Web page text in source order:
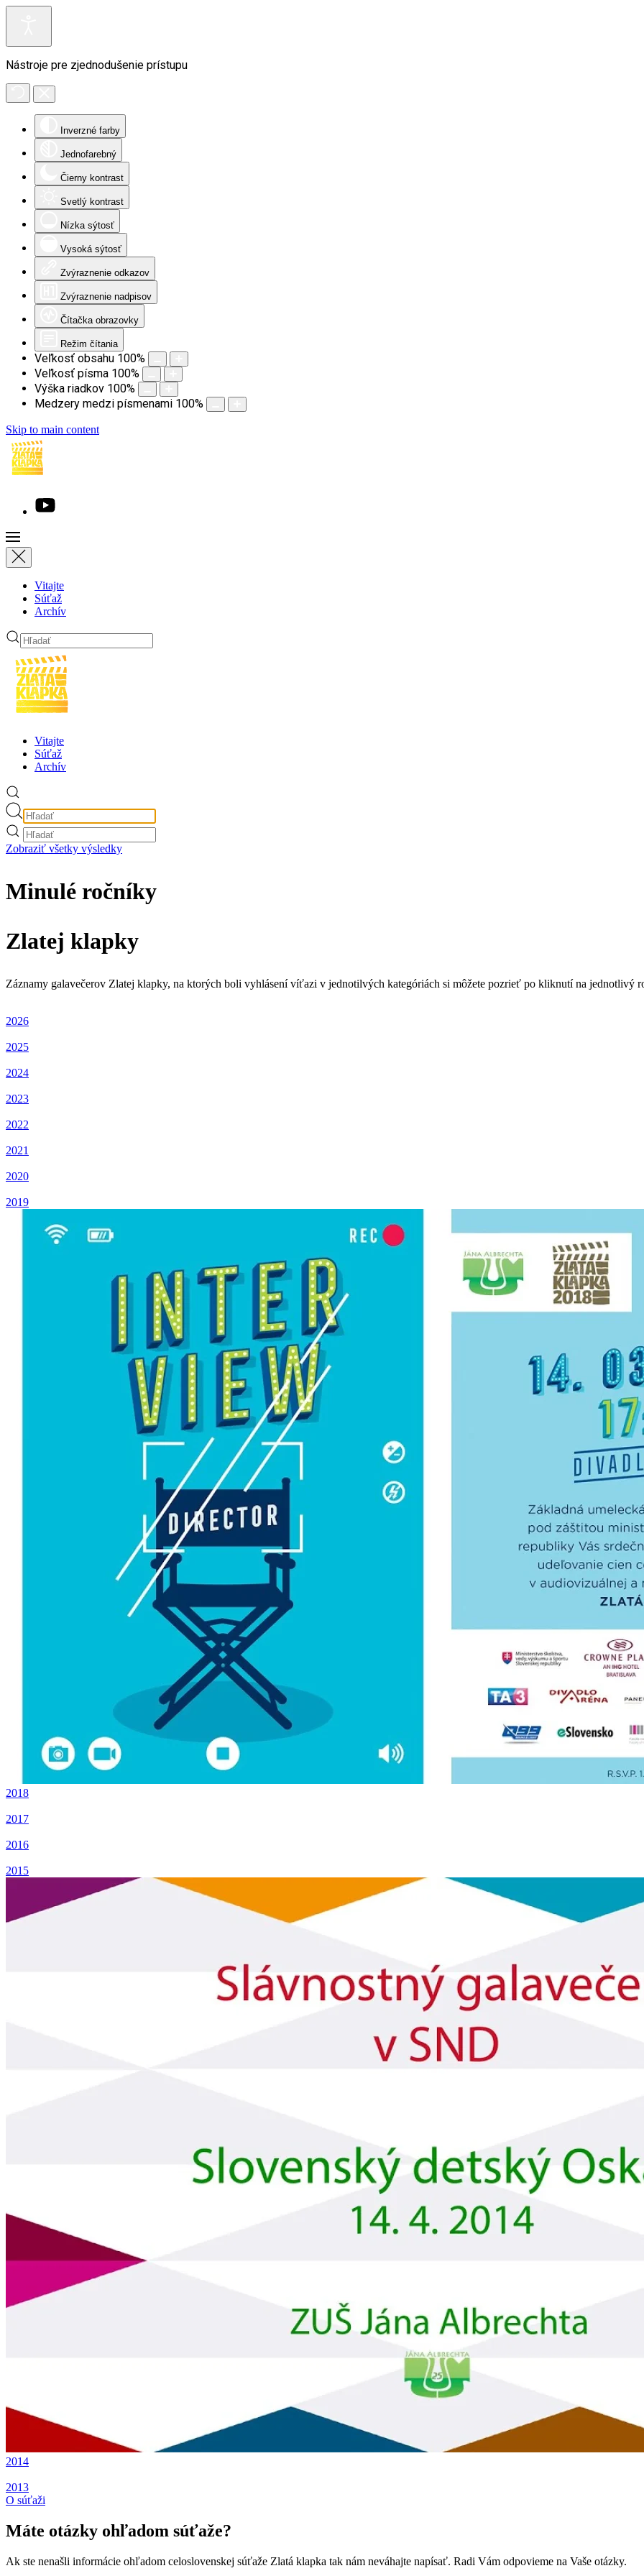
Nástroje pre zjednodušenie prístupu
Inverzné farby
Jednofarebný
Čierny kontrast
Svetlý kontrast
Nízka sýtosť
Vysoká sýtosť
Zvýraznenie odkazov
Zvýraznenie nadpisov
Čítačka obrazovky
Režim čítania
Veľkosť obsahu 100%
Veľkosť písma 100%
Výška riadkov 100%
Medzery medzi písmenami 100%
Skip to main content
Vitajte
Súťaž
Archív
Vitajte
Súťaž
Archív
Zobraziť všetky výsledky
Minulé ročníky
Zlatej klapky
Záznamy galavečerov Zlatej klapky, na ktorých boli vyhlásení víťazi v jednotilvých kategóriách si môžete pozrieť po kliknutí na jednotlivý
2026
2025
2024
2023
2022
2021
2020
2019
2018
2017
2016
2015
2014
2013
O súťaži
Máte otázky ohľadom súťaže?
Ak ste nenašli informácie ohľadom celoslovenskej súťaže Zlatá klapka tak nám neváhajte napísať. Radi Vám odpovieme na Vaše otázky.